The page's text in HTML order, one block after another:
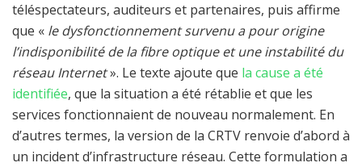
téléspectateurs, auditeurs et partenaires, puis affirme
que « le dysfonctionnement survenu a pour origine
l’indisponibilité de la fibre optique et une instabilité du
réseau Internet». Le texte ajoute que la cause a été
identifiée, que la situation a été rétablie et que les
services fonctionnaient de nouveau normalement. En
d’autres termes, la version de la CRTV renvoie d’abord à
un incident d’infrastructure réseau. Cette formulation a